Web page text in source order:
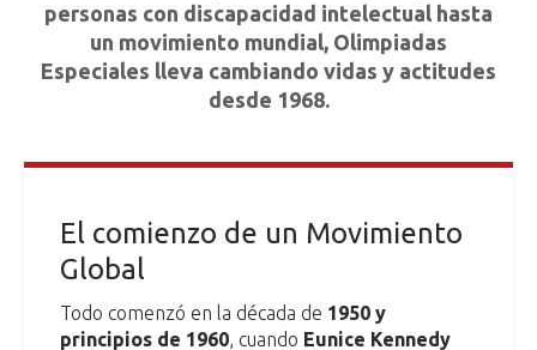
personas con discapacidad intelectual hasta
un movimiento mundial, Olimpiadas
Especiales lleva cambiando vidas y actitudes
desde 1968.
El comienzo de un Movimiento
Global
Todo comenzó en la década de 1950 y
principios de 1960, cuando Eunice Kennedy